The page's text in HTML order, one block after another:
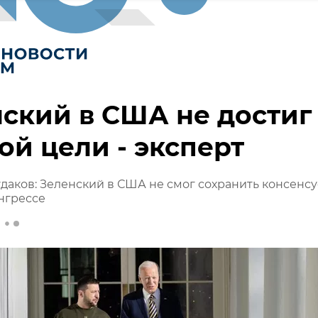
в США не достиг
цели - эксперт
Зеленский в США не смог сохранить